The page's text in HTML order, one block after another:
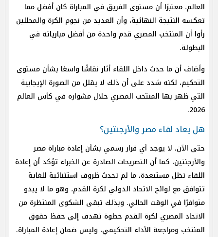
العالم، معتبرًا أن مستوى الفريق في المباراة كان أفضل مما
تعكسه النتيجة النهائية، وأن العديد من نجوم الكرة والمحللين
رأوا أن المنتخب المصري قدم واحدة من أفضل مبارياته في
البطولة.
وأضاف أن ما حدث داخل اللقاء أثار نقاشًا واسعًا بشأن مستوى
التحكيم، لكنه شدد على أن ذلك لا يقلل من الصورة الإيجابية
التي ظهر بها المنتخب المصري خلال مشواره في كأس العالم
2026.
هل يعاد لقاء مصر والأرجنتين؟
حتى الآن، لا يوجد أي قرار رسمي بشأن إعادة مباراة مصر
والأرجنتين، كما أن التصريحات الصادرة عن الخبراء تؤكد أن إعادة
اللقاء تظل مستبعدة، ما لم تحدث ظروف استثنائية للغاية
تتوافق مع لوائح الاتحاد الدولي لكرة القدم، وهو ما لا يبدو
متوافرًا في الوقت الحالي. وبذلك تبقى الشكوى المنتظرة من
الاتحاد المصري لكرة القدم خطوة تهدف إلى حفظ حقوق
المنتخب ومراجعة الأداء التحكيمي، وليس ضمان إعادة المباراة.